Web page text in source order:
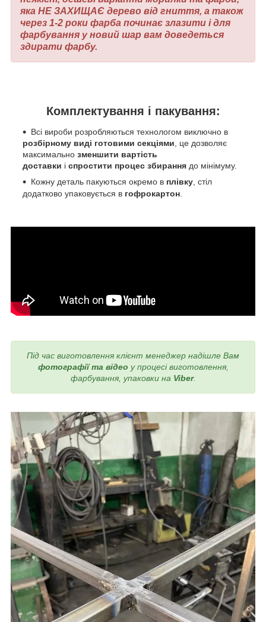
яка НЕ ЗАХИЩАЄ дерево від гниття, а також
через 1-2 роки фарба починає злазити і для
фарбування у новий шар вам доведеться
здирати фарбу.
Комплектування і пакування:
Всі вироби розробляються технологом виключно в
розбірному виді готовими секціями, це дозволяє
максимально зменшити вартість
доставки і спростити процес збирання до мінімуму.
Кожну деталь пакуються окремо в плівку, стіл
додатково упаковується в гофрокартон.
Під час виготовлення клієнт менеджер надішле Вам
фотографії та відео у процесі виготовлення,
фарбування, упаковки на Viber.